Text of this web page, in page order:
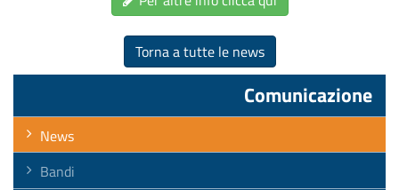
Torna a tutte le news
Comunicazione
News
Bandi